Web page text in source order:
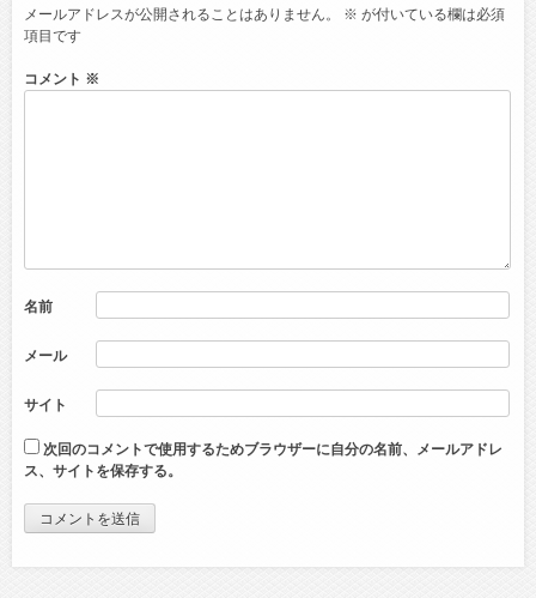
メールアドレスが公開されることはありません。 ※ が付いている欄は必須
項目です
コメント ※
名前
メール
サイト
次回のコメントで使用するためブラウザーに自分の名前、メールアドレ
ス、サイトを保存する。